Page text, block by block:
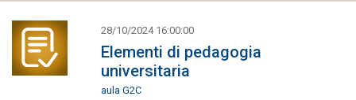
28/10/2024 16:00:00
Elementi di pedagogia
universitaria
aula G2C